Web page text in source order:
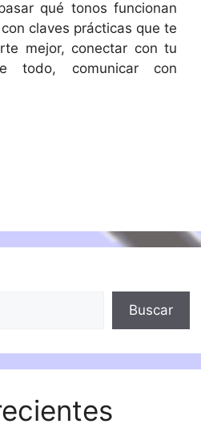
qué tonos funcionan
claves prácticas que te
mejor, conectar con tu
todo, comunicar con
Buscar